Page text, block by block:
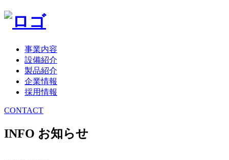
事業内容
設備紹介
製品紹介
企業情報
採用情報
CONTACT
INFO お知らせ